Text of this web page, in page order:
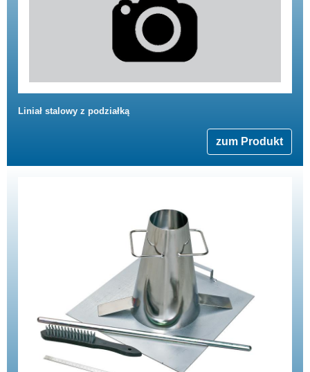
Liniał stalowy z podziałką
zum Produkt